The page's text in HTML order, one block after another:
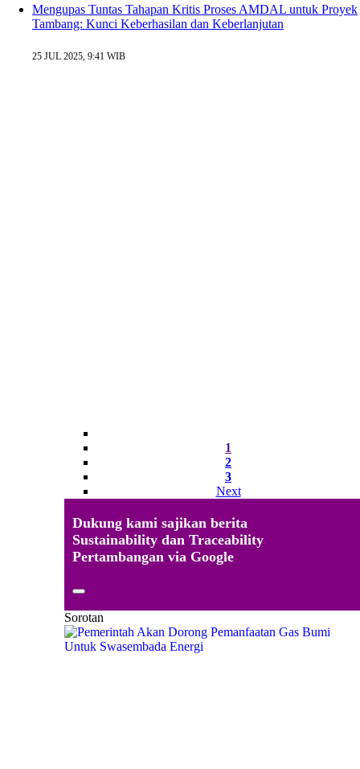
Mengupas Tuntas Tahapan Kritis Proses AMDAL untuk Proyek
Tambang: Kunci Keberhasilan dan Keberlanjutan
25 JUL 2025, 9:41 WIB
1
2
3
Next
Dukung kami sajikan berita
Sustainability dan Traceability
Pertambangan via Google
Sorotan